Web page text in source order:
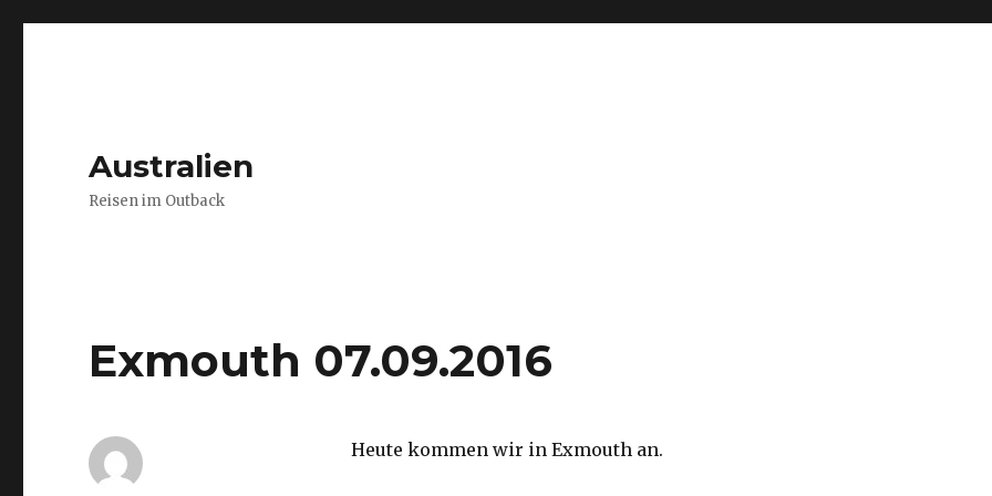
Australien
Reisen im Outback
Exmouth 07.09.2016
Heute kommen wir in Exmouth an.